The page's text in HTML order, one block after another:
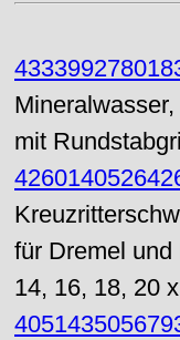
mit
für Dremel und
14, 16, 18, 20